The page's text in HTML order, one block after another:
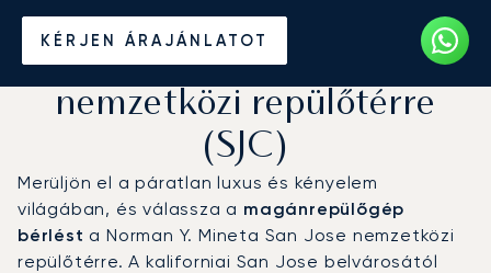
KÉRJEN ÁRAJÁNLATOT
Magánrepülőgép bérlése a
San Jose Mineta
nemzetközi repülőtérre
(SJC)
Merüljön el a páratlan luxus és kényelem
világában, és válassza a magánrepülőgép
bérlést a Norman Y. Mineta San Jose nemzetközi
repülőtérre. A kaliforniai San Jose belvárosától